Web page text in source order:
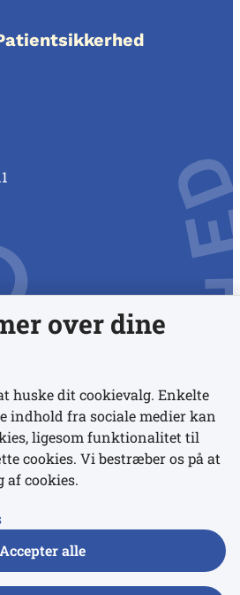
over dine
huske dit cookievalg. Enkelte
indhold fra sociale medier kan
ligesom funktionalitet til
cookies. Vi bestræber os på at
af cookies.
Accepter alle